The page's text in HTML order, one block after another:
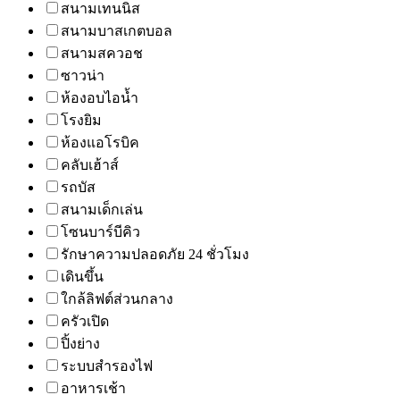
สนามเทนนิส
สนามบาสเกตบอล
สนามสควอช
ซาวน่า
ห้องอบไอน้ำ
โรงยิม
ห้องแอโรบิค
คลับเฮ้าส์
รถบัส
สนามเด็กเล่น
โซนบาร์บีคิว
รักษาความปลอดภัย 24 ชั่วโมง
เดินขึ้น
ใกล้ลิฟต์ส่วนกลาง
ครัวเปิด
ปิ้งย่าง
ระบบสำรองไฟ
อาหารเช้า